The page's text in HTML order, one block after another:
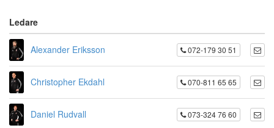
Ledare
Alexander Eriksson 072-179 30 51
Christopher Ekdahl 070-811 65 65
Daniel Rudvall 073-324 76 60